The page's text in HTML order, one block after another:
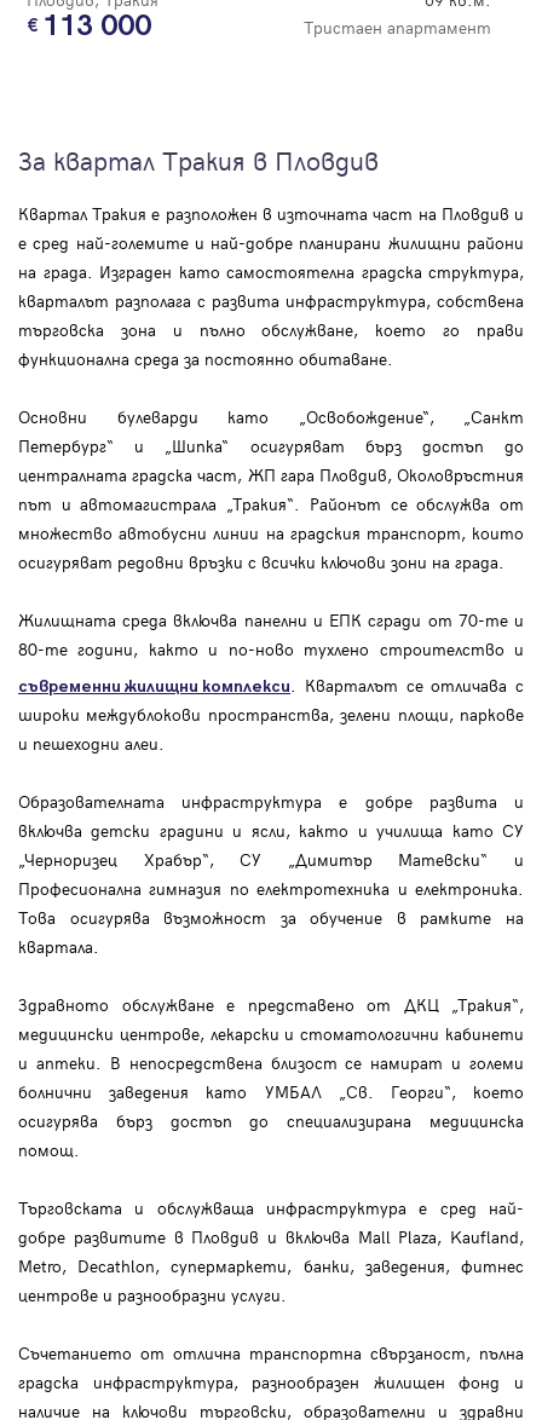
113 000 Тристаен апартамент
За квартал Тракия в Пловдив
Квартал Тракия е разположен в източната част на Пловдив и
е сред най-големите и най-добре планирани жилищни райони
на града. Изграден като самостоятелна градска структура,
кварталът разполага с развита инфраструктура, собствена
търговска зона и пълно обслужване, което го прави
функционална среда за постоянно обитаване.
Основни булеварди като „Освобождение“, „Санкт
Петербург“ и „Шипка“ осигуряват бърз достъп до
централната градска част, ЖП гара Пловдив, Околовръстния
път и автомагистрала „Тракия“. Районът се обслужва от
множество автобусни линии на градския транспорт, които
осигуряват редовни връзки с всички ключови зони на града.
Жилищната среда включва панелни и ЕПК сгради от 70-те и
80-те години, както и по-ново тухлено строителство и
съвременни жилищни комплекси. Кварталът се отличава с
широки междублокови пространства, зелени площи, паркове
и пешеходни алеи.
Образователната инфраструктура е добре развита и
включва детски градини и ясли, както и училища като СУ
„Черноризец Храбър“, СУ „Димитър Матевски“ и
Професионална гимназия по електротехника и електроника.
Това осигурява възможност за обучение в рамките на
квартала.
Здравното обслужване е представено от ДКЦ „Тракия“,
медицински центрове, лекарски и стоматологични кабинети
и аптеки. В непосредствена близост се намират и големи
болнични заведения като УМБАЛ „Св. Георги“, което
осигурява бърз достъп до специализирана медицинска
помощ.
Търговската и обслужваща инфраструктура е сред най-
добре развитите в Пловдив и включва Mall Plaza, Kaufland,
Metro, Decathlon, супермаркети, банки, заведения, фитнес
центрове и разнообразни услуги.
Съчетанието от отлична транспортна свързаност, пълна
градска инфраструктура, разнообразен жилищен фонд и
наличие на ключови търговски, образователни и здравни